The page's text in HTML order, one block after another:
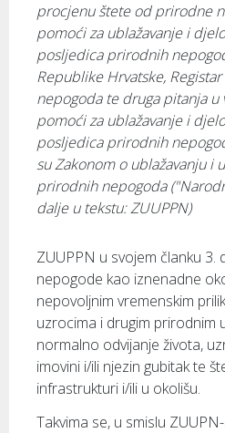
procjenu štete od prirodne
pomoći za ublažavanje i
posljedica prirodnih
Republike Hrvatske,
nepogoda te druga pitanja u
pomoći za ublažavanje i
posljedica prirodnih
su Zakonom o ublažavanju i
prirodnih nepogoda
dalje u tekstu: ZUUPPN)
ZUUPPN u svojem članku
nepogode kao iznenadne
nepovoljnim vremenskim
uzrocima i drugim prirodnim
normalno odvijanje života,
imovini i/ili njezin gubitak te
infrastrukturi i/ili u okolišu.
Takvima se, u smislu